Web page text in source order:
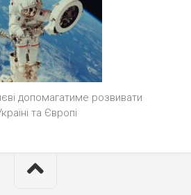
допомагатиме розвивати
та Європі